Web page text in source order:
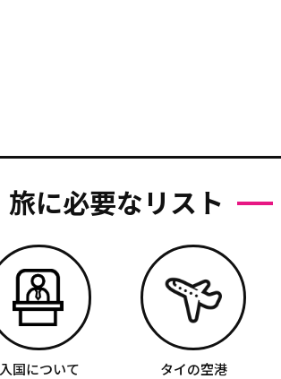
旅に必要なリスト
入国について タイの空港